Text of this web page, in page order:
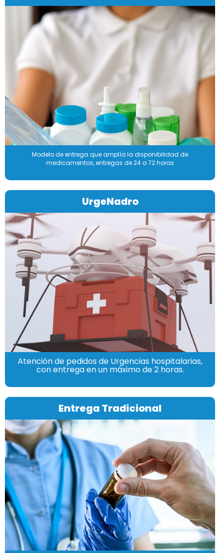
Modelo de entrega que amplía la disponibilidad de
medicamentos, entregas de 24 a 72 horas
UrgeNadro
Atención de pedidos de Urgencias hospitalarias,
con entrega en un máximo de 2 horas.
Entrega Tradicional